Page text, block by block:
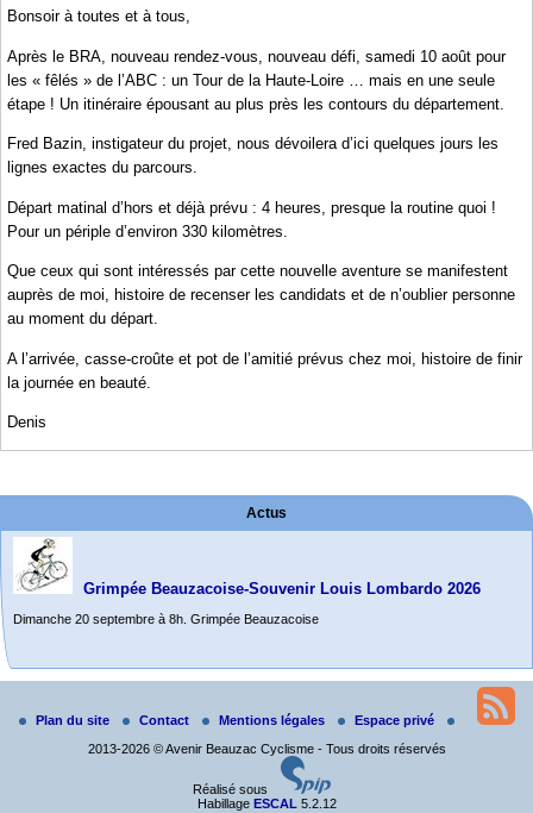
Bonsoir à toutes et à tous,
Après le BRA, nouveau rendez-vous, nouveau défi, samedi 10 août pour
les « fêlés » de l’ABC : un Tour de la Haute-Loire … mais en une seule
étape ! Un itinéraire épousant au plus près les contours du département.
Fred Bazin, instigateur du projet, nous dévoilera d’ici quelques jours les
lignes exactes du parcours.
Départ matinal d’hors et déjà prévu : 4 heures, presque la routine quoi !
Pour un périple d’environ 330 kilomètres.
Que ceux qui sont intéressés par cette nouvelle aventure se manifestent
auprès de moi, histoire de recenser les candidats et de n’oublier personne
au moment du départ.
A l’arrivée, casse-croûte et pot de l’amitié prévus chez moi, histoire de finir
la journée en beauté.
Denis
Actus
Grimpée Beauzacoise-Souvenir Louis Lombardo 2026
Dimanche 20 septembre à 8h. Grimpée Beauzacoise
Randonnée itinérante dans l’Aveyron.
Du 19 au 21 juin
Plan du site Contact Mentions légales
Espace privé
2013-2026 © Avenir Beauzac Cyclisme - Tous droits réservés
Réalisé sous
Habillage ESCAL5.2.12